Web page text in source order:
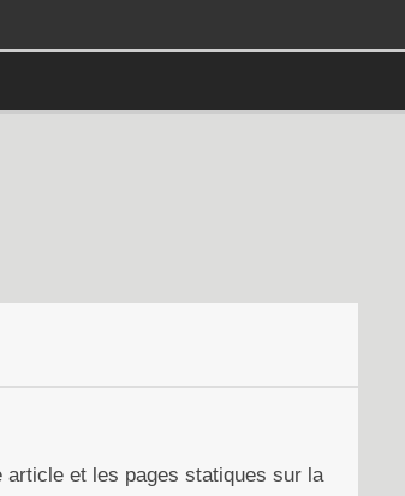
article et les pages statiques sur la